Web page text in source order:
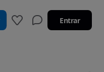
Entrar